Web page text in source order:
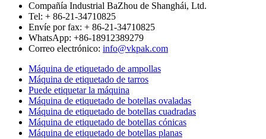
Compañía Industrial BaZhou de Shanghái, Ltd.
Tel: + 86-21-34710825
Envíe por fax: + 86-21-34710825
WhatsApp: +86-18912389279
Correo electrónico: info@vkpak.com
Máquina de etiquetado de ampollas
Máquina de etiquetado de tarros
Puede etiquetar la máquina
Máquina de etiquetado de botellas ovaladas
Máquina de etiquetado de botellas cuadradas
Máquina de etiquetado de botellas cónicas
Máquina de etiquetado de botellas planas